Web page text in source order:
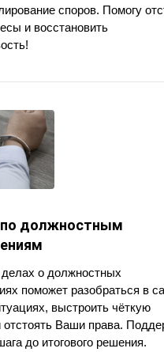
споров. Помогу
и восстановить
должностным
о должностных
поможет разобраться в
выстроить чёткую
отстоять Ваши права.
до итогового решения.